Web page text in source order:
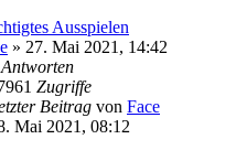
Ausspielen
» 27. Mai 2021, 14:42
Antworten
Zugriffe
Beitrag von Face
Mai 2021, 08:12